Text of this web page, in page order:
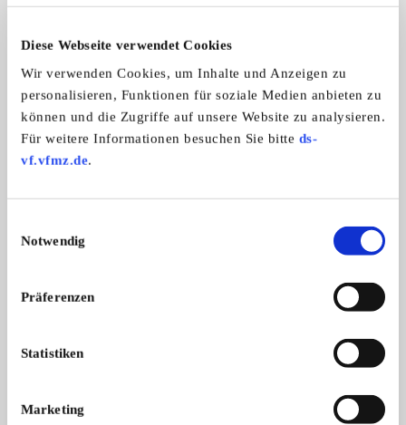
Diese Webseite verwendet Cookies
Wir verwenden Cookies, um Inhalte und Anzeigen zu
personalisieren, Funktionen für soziale Medien anbieten zu
können und die Zugriffe auf unsere Website zu analysieren.
Für weitere Informationen besuchen Sie bitte ds-
vf.vfmz.de.
Notwendig
Präferenzen
Statistiken
Marketing
zum Verkauf steht ein schöner und se ...
18.300,- €
ALLE ANZEIGEN